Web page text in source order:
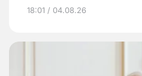
18:01 / 04.08.26